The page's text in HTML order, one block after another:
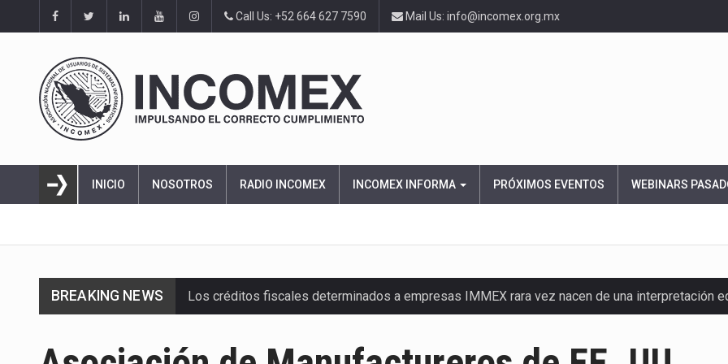
Call Us: +52 664 627 7590 Mail Us: info@incomex.org.mx
INICIO NOSOTROS RADIO INCOMEX INCOMEX INFORMA PRÓXIMOS EVENTOS WEBINARS
BREAKING NEWS Los créditos fiscales determinados a empresas IMMEX rara vez nacen de una interpretación